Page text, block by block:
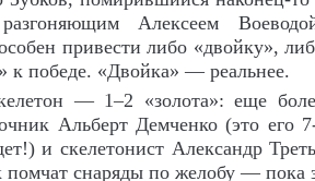
Алексеем
привести либо «двойку»,
к победе. «Двойка» — реальнее.
— 1–2 «золота»: еще
Альберт Демченко (это
и скелетонист Александр
помчат снаряды по желобу — пока